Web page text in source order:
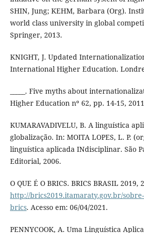
SHIN, Jung; KEHM, Barbara (Org).
world class university in global
Springer, 2013.
KNIGHT, J. Updated
International Higher Education.
_____. Five myths about
Higher Education nº 62, pp. 14-15,
KUMARAVADIVELU, B. A linguística
globalização. In: MOITA LOPES, L. P.
linguística aplicada INdisciplinar. São
Editorial, 2006.
O QUE É O BRICS. BRICS BRASIL
http://brics2019.itamaraty.gov.br/
brics. Acesso em: 06/04/2021.
PENNYCOOK, A. Uma Linguística